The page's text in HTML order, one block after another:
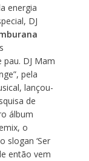
energia
DJ
DJ Mam
pela
lançou-
de
álbum
o
slogan ‘Ser
então vem